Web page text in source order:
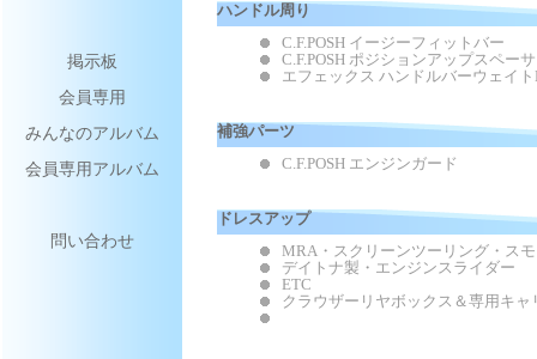
掲示板
会員専用
みんなのアルバム
会員専用アルバム
問い合わせ
ハンドル周り
C.F.POSH イージーフィットバー
C.F.POSH ポジションアップスペー
エフェックス ハンドルバーウェイ
補強パーツ
C.F.POSH エンジンガード
ドレスアップ
MRA・スクリーンツーリング・ス
デイトナ製・エンジンスライダー
ETC
クラウザーリヤボックス＆専用キャ